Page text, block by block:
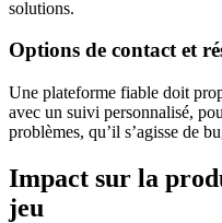
solutions.
Options de contact et
Une plateforme fiable doit
avec un suivi personnalisé,
problèmes, qu’il s’agisse de
Impact sur la
jeu